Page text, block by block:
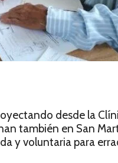
desde la
también en San
y voluntaria para